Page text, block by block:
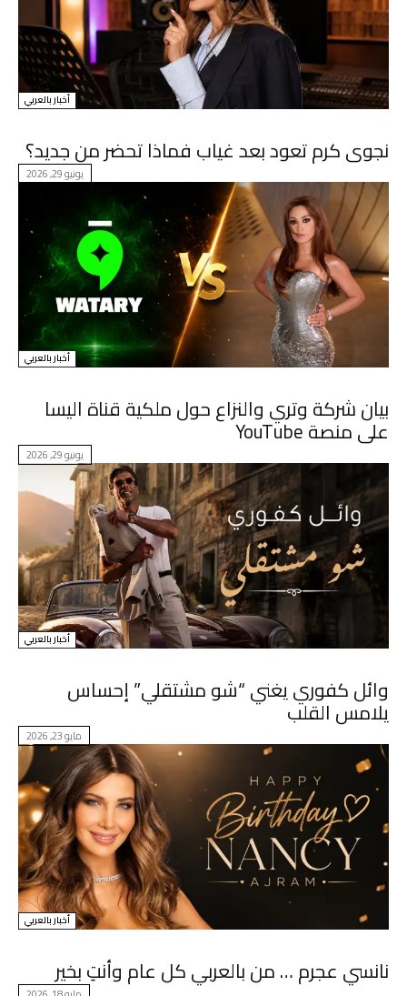
أخبار بالعربي
نجوى كرم تعود بعد غياب فماذا تحضر من جديد؟
يونيو 29, 2026
أخبار بالعربي
بيان شركة وتري والنزاع حول ملكية قناة اليسا
على منصة YouTube
يونيو 29, 2026
أخبار بالعربي
وائل كفوري يغني “شو مشتقلي” إحساس
يلامس القلب
مايو 23, 2026
أخبار بالعربي
نانسي عجرم … من بالعربي كل عام وأنتِ بخير